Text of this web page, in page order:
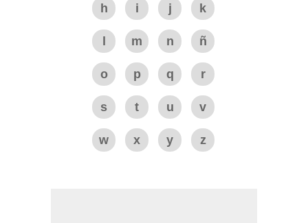
h i j k
m n ñ
o p q r
s t u v
w x y z